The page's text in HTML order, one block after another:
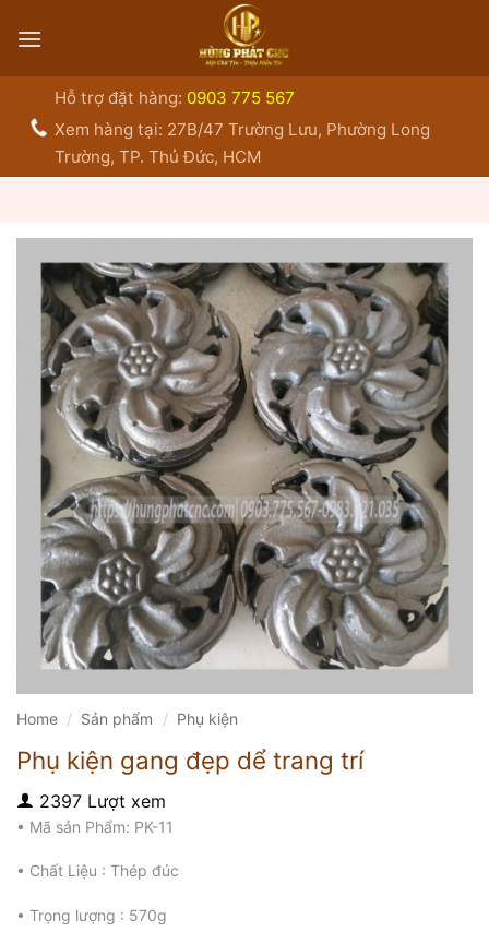
qua
Hỗ trợ đặt hàng: 0903 775 567
Xem hàng tại: 27B/47 Trường Lưu, Phường Long
Trường, TP. Thủ Đức, HCM
Home / Sản phẩm / Phụ kiện
Phụ kiện gang đẹp dể trang trí
2397 Lượt xem
• Mã sản Phẩm: PK-11
• Chất Liệu : Thép đúc
• Trọng lượng : 570g